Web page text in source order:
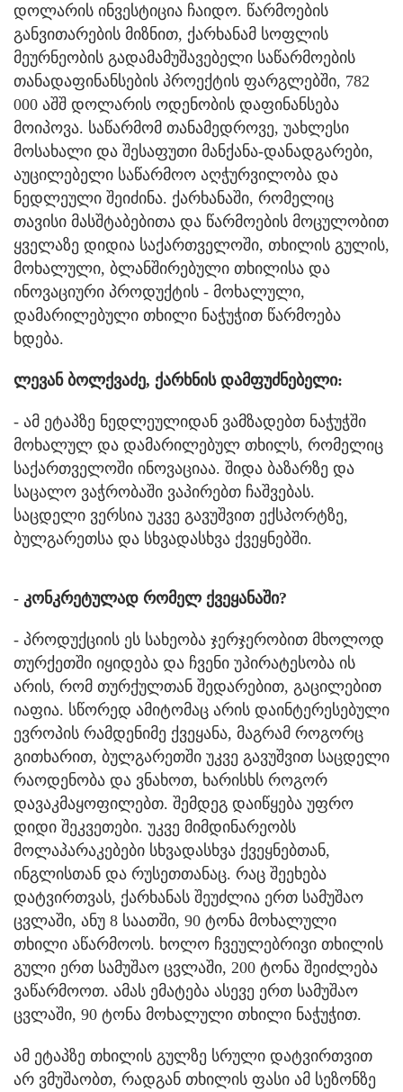
დოლარის ინვესტიცია ჩაიდო. წარმოების
განვითარების მიზნით, ქარხანამ სოფლის
მეურნეობის გადამამუშავებელი საწარმოების
თანადაფინანსების პროექტის ფარგლებში, 782
000 აშშ დოლარის ოდენობის დაფინანსება
მოიპოვა. საწარმომ თანამედროვე, უახლესი
მოსახალი და შესაფუთი მანქანა-დანადგარები,
აუცილებელი საწარმოო აღჭურვილობა და
ნედლეული შეიძინა. ქარხანაში, რომელიც
თავისი მასშტაბებითა და წარმოების მოცულობით
ყველაზე დიდია საქართველოში, თხილის გულის,
მოხალული, ბლანშირებული თხილისა და
ინოვაციური პროდუქტის - მოხალული,
დამარილებული თხილი ნაჭუჭით წარმოება
ხდება.
ლევან ბოლქვაძე, ქარხნის დამფუძნებელი:
- ამ ეტაპზე ნედლეულიდან ვამზადებთ ნაჭუჭში
მოხალულ და დამარილებულ თხილს, რომელიც
საქართველოში ინოვაციაა. შიდა ბაზარზე და
საცალო ვაჭრობაში ვაპირებთ ჩაშვებას.
საცდელი ვერსია უკვე გავუშვით ექსპორტზე,
ბულგარეთსა და სხვადასხვა ქვეყნებში.
- კონკრეტულად რომელ ქვეყანაში?
- პროდუქციის ეს სახეობა ჯერჯერობით მხოლოდ
თურქეთში იყიდება და ჩვენი უპირატესობა ის
არის, რომ თურქულთან შედარებით, გაცილებით
იაფია. სწორედ ამიტომაც არის დაინტერესებული
ევროპის რამდენიმე ქვეყანა, მაგრამ როგორც
გითხარით, ბულგარეთში უკვე გავუშვით საცდელი
რაოდენობა და ვნახოთ, ხარისხს როგორ
დავაკმაყოფილებთ. შემდეგ დაიწყება უფრო
დიდი შეკვეთები. უკვე მიმდინარეობს
მოლაპარაკებები სხვადასხვა ქვეყნებთან,
ინგლისთან და რუსეთთანაც. რაც შეეხება
დატვირთვას, ქარხანას შეუძლია ერთ სამუშაო
ცვლაში, ანუ 8 საათში, 90 ტონა მოხალული
თხილი აწარმოოს. ხოლო ჩვეულებრივი თხილის
გული ერთ სამუშაო ცვლაში, 200 ტონა შეიძლება
ვაწარმოოთ. ამას ემატება ასევე ერთ სამუშაო
ცვლაში, 90 ტონა მოხალული თხილი ნაჭუჭით.
ამ ეტაპზე თხილის გულზე სრული დატვირთვით
არ ვმუშაობთ, რადგან თხილის ფასი ამ სეზონზე